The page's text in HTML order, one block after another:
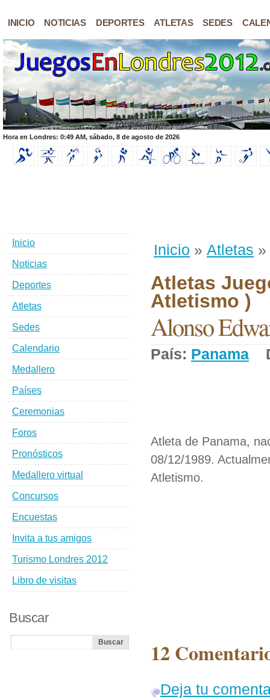
INICIO NOTICIAS DEPORTES ATLETAS SEDES
Hora en Londres: 0:49 AM, sábado, 8 de agosto de 2026
Inicio » Atletas »
Atletas
Atletismo )
Alonso
País: Panama
Atleta de Panama,
08/12/1989.
Atletismo.
12
Deja tu
Inicio
Noticias
Deportes
Atletas
Sedes
Calendario
Medallero
Países
Ceremonias
Foros
Pronósticos
Medallero virtual
Concursos
Encuestas
Invita a tus amigos
Turismo Londres 2012
Libro de visitas
Buscar